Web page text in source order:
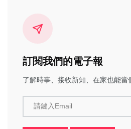
訂閱我們的電子報
了解時事、接收新知、在家也能當
請鍵入Email